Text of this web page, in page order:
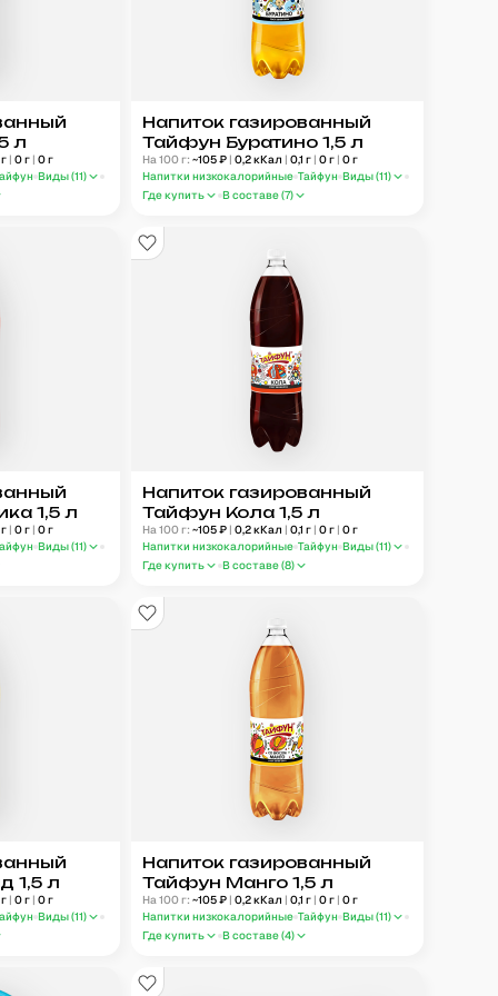
л
г | 0г | 0г
Виды (11)
Напиток газированный
Тайфун Буратино 1,5 л
На 100 г: ~105₽ | 0,2кКал | 0,1 г | 0г | 0г
Напитки низкокалорийные Тайфун Виды (11)
Где купить
В составе (7)
1,5 л
г | 0г | 0г
Виды (11)
Напиток газированный
Тайфун Кола 1,5 л
На 100 г: ~105₽ | 0,2кКал | 0,1 г | 0г | 0г
Напитки низкокалорийные Тайфун Виды (11)
Где купить
В составе (8)
1,5 л
г | 0г | 0г
Виды (11)
Напиток газированный
Тайфун Манго 1,5 л
На 100 г: ~105₽ | 0,2кКал | 0,1 г | 0г | 0г
Напитки низкокалорийные Тайфун Виды (11)
Где купить
В составе (4)